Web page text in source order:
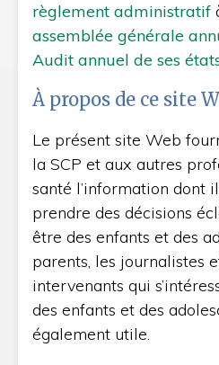
règlement administratif
assemblée générale
Audit annuel de ses
À propos de ce site
Le présent site Web
la SCP et aux autres
santé l’information dont
prendre des décisions
être des enfants et des
parents, les journalistes
intervenants qui
des enfants et des
également utile.